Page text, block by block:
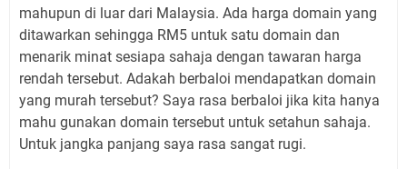
mahupun di luar dari Malaysia. Ada harga domain yang
ditawarkan sehingga RM5 untuk satu domain dan
menarik minat sesiapa sahaja dengan tawaran harga
rendah tersebut. Adakah berbaloi mendapatkan domain
yang murah tersebut? Saya rasa berbaloi jika kita hanya
mahu gunakan domain tersebut untuk setahun sahaja.
Untuk jangka panjang saya rasa sangat rugi.